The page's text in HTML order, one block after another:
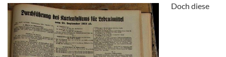
Doch diese